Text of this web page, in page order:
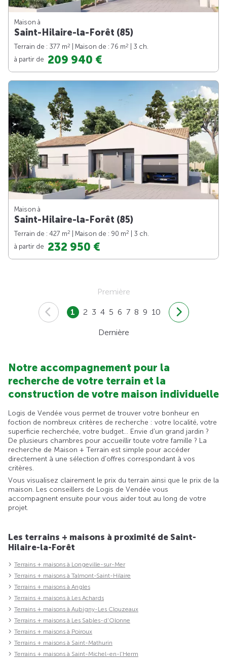
Maison à
Saint-Hilaire-la-Forêt (85)
Terrain de : 377 m2 | Maison de : 76 m2
| 3 ch.
à partir de 209 940 €
Maison à
Saint-Hilaire-la-Forêt (85)
Terrain de : 427 m2 | Maison de : 90 m2
| 3 ch.
à partir de 232 950 €
Première
1 2 3 4 5 6 7 8 9 10
Dernière
Notre accompagnement pour la
recherche de votre terrain et la
construction de votre maison individuelle
Logis de Vendée vous permet de trouver votre bonheur en
foction de nombreux critères de recherche : votre localité, votre
superficie recherchée, votre budget... Envie d'un grand jardin ?
De plusieurs chambres pour accueillir toute votre famille ? La
recherche de Maison + Terrain est simple pour accéder
directement à une sélection d'offres correspondant à vos
critères.
Vous visualisez clairement le prix du terrain ainsi que le prix de la
maison. Les conseillers de Logis de Vendée vous
accompagnent ensuite pour vous aider tout au long de votre
projet.
Les terrains + maisons à proximité de Saint-
Hilaire-la-Forêt
Terrains + maisons à Longeville-sur-Mer
Terrains + maisons à Talmont-Saint-Hilaire
Terrains + maisons à Angles
Terrains + maisons à Les Achards
Terrains + maisons à Aubigny-Les Clouzeaux
Terrains + maisons à Les Sables-d'Olonne
Terrains + maisons à Poiroux
Terrains + maisons à Saint-Mathurin
Terrains + maisons à Saint-Michel-en-l'Herm